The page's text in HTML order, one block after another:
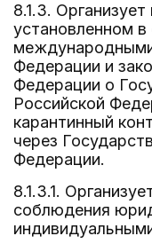
8.1.3.
установленном в
Федерации и
Федерации о
Российской
карантинный
через
Федерации.
8.1.3.1.
соблюдения